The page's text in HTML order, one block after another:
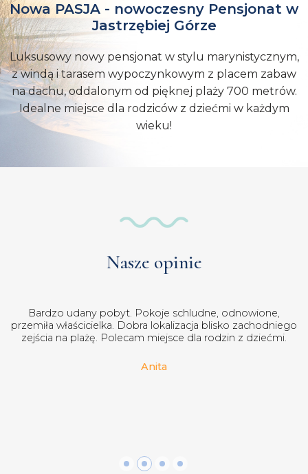
Nowa PASJA - nowoczesny Pensjonat w
Jastrzębiej Górze
Luksusowy nowy pensjonat w stylu marynistycznym,
z windą i tarasem wypoczynkowym z placem zabaw
na dachu, oddalonym od pięknej plaży 700 metrów.
Idealne miejsce dla rodziców z dziećmi w każdym
wieku!
Nasze opinie
Spaliśmy w Nowej Pasji. Pokoje bardzo ładne, duże i
zadbane. Piękny balkon i łazienka. Obsługa bardzo miła i
pomocna. Z kuchni nie korzystaliśmy ale wyglądała bardzo
budynku winda. Cena jak za takie warunki bardzo atrakcyjna.